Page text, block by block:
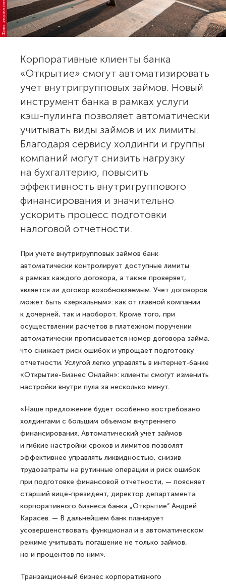
Фото: unsplash.com
Корпоративные клиенты банка
«Открытие» смогут автоматизировать
учет внутригрупповых займов. Новый
инструмент банка в рамках услуги
кэш-пулинга позволяет автоматически
учитывать виды займов и их лимиты.
Благодаря сервису холдинги и группы
компаний могут снизить нагрузку
на бухгалтерию, повысить
эффективность внутригруппового
финансирования и значительно
ускорить процесс подготовки
налоговой отчетности.
При учете внутригрупповых займов банк
автоматически контролирует доступные лимиты
в рамках каждого договора, а также проверяет,
является ли договор возобновляемым. Учет договоров
может быть «зеркальным»: как от главной компании
к дочерней, так и наоборот. Кроме того, при
осуществлении расчетов в платежном поручении
автоматически прописывается номер договора займа,
что снижает риск ошибок и упрощает подготовку
отчетности. Услугой легко управлять в интернет-банке
«Открытие-Бизнес Онлайн»: клиенты смогут изменить
настройки внутри пула за несколько минут.
«Наше предложение будет особенно востребовано
холдингами с большим объемом внутреннего
финансирования. Автоматический учет займов
и гибкие настройки сроков и лимитов позволят
эффективнее управлять ликвидностью, снизив
трудозатраты на рутинные операции и риск ошибок
при подготовке финансовой отчетности, — поясняет
старший вице-президент, директор департамента
корпоративного бизнеса банка „Открытие“ Андрей
Карасев. — В дальнейшем банк планирует
усовершенствовать функционал и в автоматическом
режиме учитывать погашение не только займов,
но и процентов по ним».
Транзакционный бизнес корпоративного